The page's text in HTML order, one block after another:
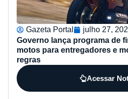
Gazeta Portal julho 27,
Governo lança programa de
motos para entregadores e
regras
Acessar